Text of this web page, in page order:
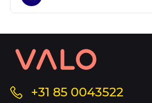
Contact
informatie
sitemap+31 85 0043522